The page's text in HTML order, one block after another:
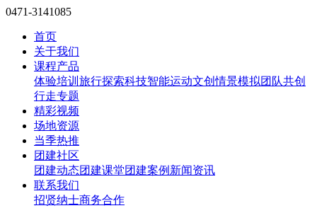
0471-3141085
首页
关于我们
课程产品
体验培训 旅行探索科技智能运动文创情景模拟团队共创
行走专题
精彩视频
场地资源
当季热推
团建社区
团建动态团建课堂团建案例 新闻资讯
联系我们
招贤纳士商务合作